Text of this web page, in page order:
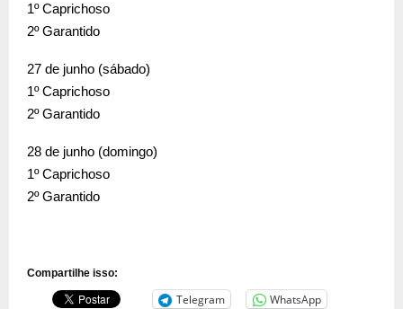
1º Caprichoso
2º Garantido
27 de junho (sábado)
1º Caprichoso
2º Garantido
28 de junho (domingo)
1º Caprichoso
2º Garantido
Compartilhe isso:
Telegram WhatsApp